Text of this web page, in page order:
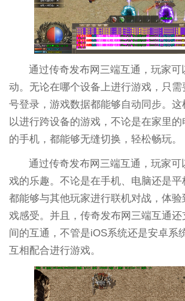
通过传奇发布网三端互通，玩家可
动。无论在哪个设备上进行游戏，只
号登录，游戏数据都能够自动同步。
以进行跨设备的游戏，不论是在家里
的手机，都能够无缝切换，轻松畅玩。
通过传奇发布网三端互通，玩家可
戏的乐趣。不论是在手机、电脑还是
都能够与其他玩家进行联机对战，体
戏感受。并且，传奇发布网三端互通还
间的互通，不管是iOS系统还是安卓系
互相配合进行游戏。